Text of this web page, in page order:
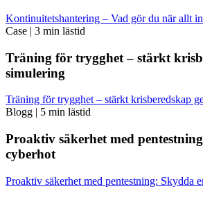
Kontinuitetshantering – Vad gör du när allt
Case | 3 min lästid
Träning för trygghet – stärkt
simulering
Träning för trygghet – stärkt krisberedskap
Blogg | 5 min lästid
Proaktiv säkerhet med
cyberhot
Proaktiv säkerhet med pentestning: Skydda